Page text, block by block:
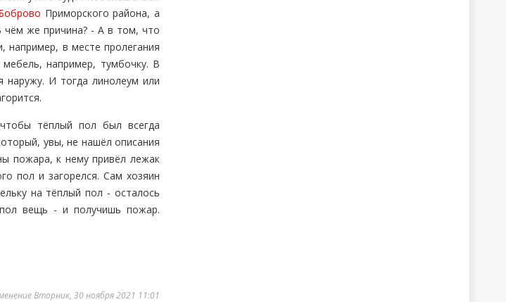
Приморского района, а
чём же причина? - А в том, что
например, в месте пролегания
например, тумбочку. В
наружу. И тогда линолеум или
тёплый пол был всегда
увы, не нашёл описания
пожара, к нему привёл лежак
пол и загорелся. Сам хозяин
на тёплый пол - осталось
вещь - и получишь пожар.
Вторник, 30 ноября 2021 11:01